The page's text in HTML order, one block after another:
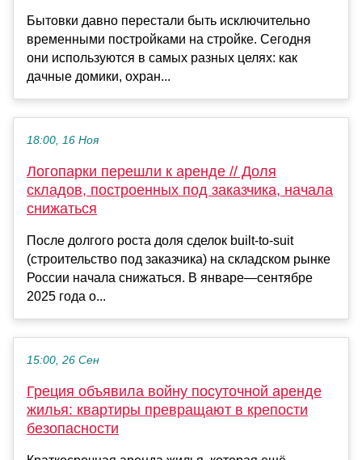
Бытовки давно перестали быть исключительно
временными постройками на стройке. Сегодня
они используются в самых разных целях: как
дачные домики, охран...
18:00, 16 Ноя
Логопарки перешли к аренде // Доля
складов, построенных под заказчика, начала
снижаться
После долгого роста доля сделок built-to-suit
(строительство под заказчика) на складском рынке
России начала снижаться. В январе—сентябре
2025 года о...
15:00, 26 Сен
Греция объявила войну посуточной аренде
жилья: квартиры превращают в крепости
безопасности